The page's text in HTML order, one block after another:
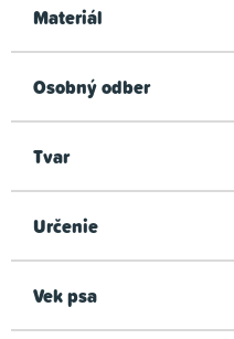
Materiál
Osobný odber
Tvar
Určenie
Vek psa